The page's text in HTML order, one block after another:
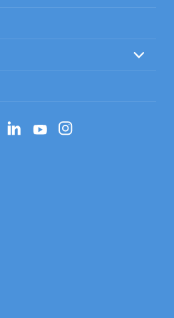
LinkedInYouTubeInstagram